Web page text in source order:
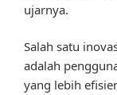
ujarnya.
Salah satu
adalah
yang lebih